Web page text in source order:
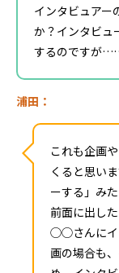
インタビュアー
か？インタビュ
するのですが
浦田：
これも企画
くると思い
ーする」み
前面に出し
◯◯さんにイ
画の場合も